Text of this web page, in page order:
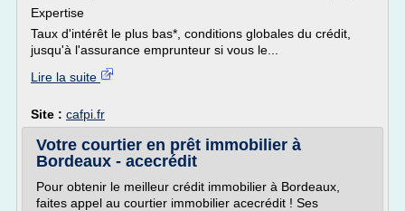
Expertise
Taux d'intérêt le plus bas*, conditions globales du crédit,
jusqu'à l'assurance emprunteur si vous le...
Lire la suite
Site : cafpi.fr
Votre courtier en prêt immobilier à
Bordeaux - acecrédit
Pour obtenir le meilleur crédit immobilier à Bordeaux,
faites appel au courtier immobilier acecrédit ! Ses